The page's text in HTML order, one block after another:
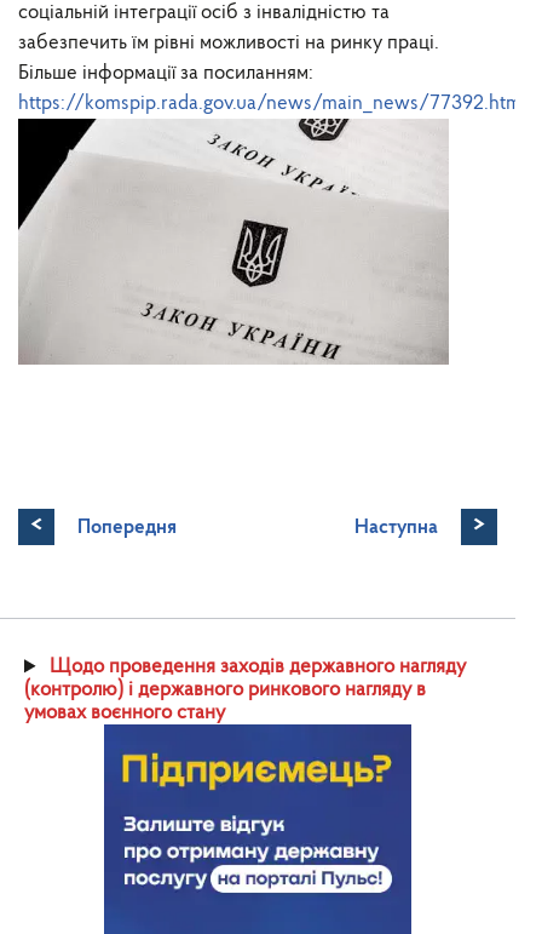
соціальній інтеграції осіб з інвалідністю та
забезпечить їм рівні можливості на ринку праці.
Більше інформації за посиланням:
https://komspip.rada.gov.ua/news/main_news/77392.html
< Попередня Наступна >
Щодо проведення заходів державного нагляду
(контролю) і державного ринкового нагляду в
умовах воєнного стану